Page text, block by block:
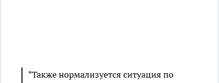
"Также нормализуется ситуация по